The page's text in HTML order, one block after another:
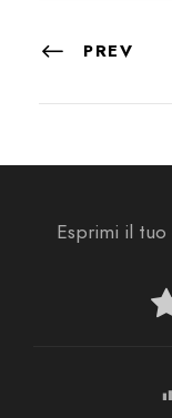
PREV
Esprimi il